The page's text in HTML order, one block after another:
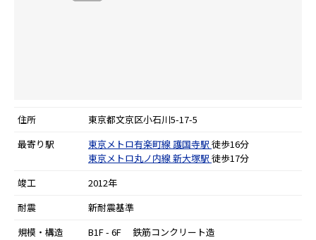
住所
東京都文京区小石川5-17-5
最寄り駅
東京メトロ有楽町線護国寺駅 徒歩16分
東京メトロ丸ノ内線新大塚駅 徒歩17分
竣工
2012年
耐震
新耐震基準
規模・構造
B1F - 6F 鉄筋コンクリート造